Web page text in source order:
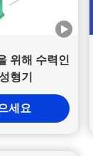
위해 수력인
형기
세요